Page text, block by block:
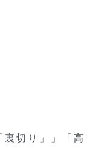
裏切り」」「高